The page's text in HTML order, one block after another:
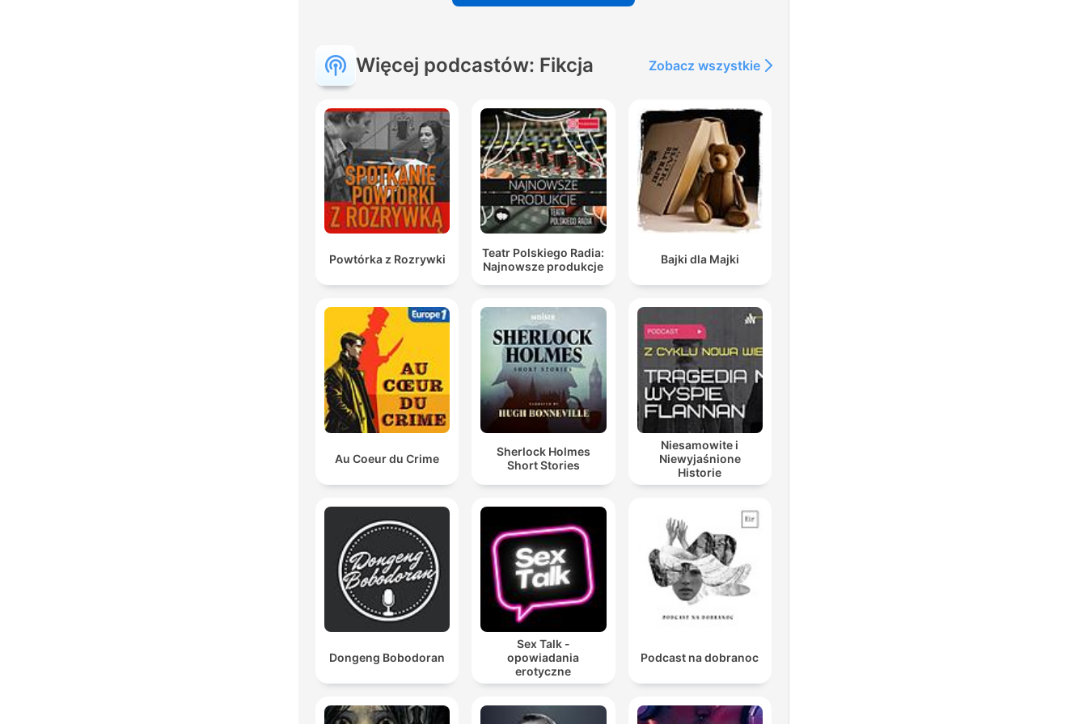
Więcej podcastów: Fikcja Zobacz wszystkie
Powtórka z Rozrywki
Teatr Polskiego Radia:
Najnowsze produkcje
Bajki dla Majki
Au Coeur du Crime
Sherlock Holmes
Short Stories
Niesamowite i
Niewyjaśnione
Historie
Dongeng Bobodoran
Sex Talk -
opowiadania
erotyczne
Podcast na dobranoc